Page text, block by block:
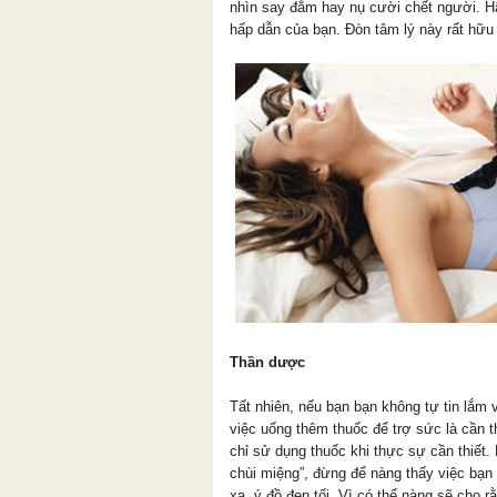
nhìn say đắm hay nụ cười chết người.
hấp dẫn của bạn. Đòn tâm lý này rất hữu
Thần dược
Tất nhiên, nếu bạn bạn không tự tin lắm
việc uống thêm thuốc để trợ sức là cần
chỉ sử dụng thuốc khi thực sự cần thiết.
chùi miệng”, đừng để nàng thấy việc